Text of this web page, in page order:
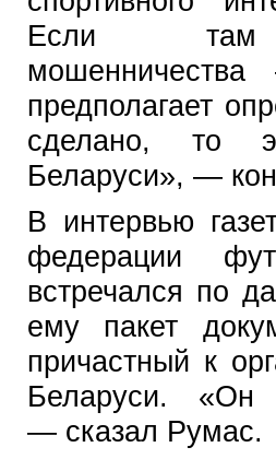
Если там
предполагает
сделано, то
Беларуси», —
В интервью
федерации
встречался по
ему пакет
причастный к
Беларуси. «Он
— сказал Румас.